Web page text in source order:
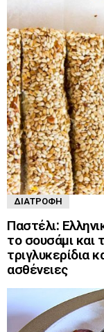
ΔΙΑΤΡΟΦΉ
Παστέλι:
το σουσάμι και
τριγλυκερίδια
ασθένειες